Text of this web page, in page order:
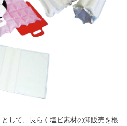
して、長らく塩ビ素材の卸販売を根